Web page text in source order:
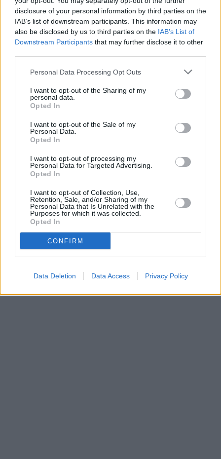
disclosure of your personal information by third parties on the
IAB’s list of downstream participants. This information may
also be disclosed by us to third parties on the IAB’s List of
Downstream Participants that may further disclose it to other
Personal Data Processing Opt Outs
I want to opt-out of the Sharing of my
personal data.
Opted In
I want to opt-out of the Sale of my
Personal Data.
Opted In
I want to opt-out of processing my
Personal Data for Targeted Advertising.
Opted In
I want to opt-out of Collection, Use,
Retention, Sale, and/or Sharing of my
Personal Data that Is Unrelated with the
Purposes for which it was collected.
Opted In
CONFIRM
Data Deletion Data Access Privacy Policy
05.08.2026 - Měřící technik - elektro (Okres Prachatice)
05.08.2026 -
Manažer/ka pro mezinárodní spolupráci (Suchdol, Praha)
05.08.2026 -
Technik kontroly (Plzeň - sever)
05.08.2026 -Cyber Security Consultant (Nusle, Praha)
... další nabídky zaměstnání
Vybrané články
Prima sport - co nabídne v prvním
vysílacím týdnu
Kdy a kde bude Prima sport k
Parabola.cz- web o satelitní, terestrické a kabelové televizi, ©
O webu parabola.cz
Dovolená u moře